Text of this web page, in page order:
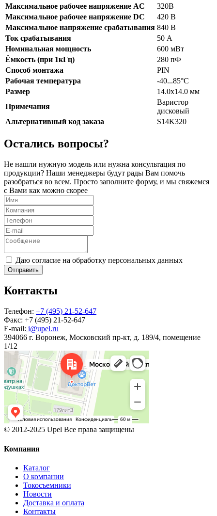
Максимальное рабочее напряжение AC
320В
Максимальное рабочее напряжение DC
420 В
Максимальное напряжение срабатывания 840 В
Ток срабатывания
50 А
Номинальная мощность
600 мВт
Ёмкость (при 1кГц)
280 пФ
Способ монтажа
PIN
Рабочая температура
-40...85°C
Размер
14.0x14.0 мм
Примечания
Варистор
дисковый
Альтернативный код заказа
S14K320
Остались вопросы?
Не нашли нужную модель или нужна консультация по
продукции? Наши менеджеры будут рады Вам помочь
разобраться во всем. Просто заполните форму, и мы свяжемся
с Вами как можно скорее
Даю согласие на обработку персональных данных
Отправить
Контакты
Телефон: +7 (495) 21-52-647
Факс: +7 (495) 21-52-647
E-mail: i@upel.ru
394066 г. Воронеж, Московский пр-кт, д. 189/4, помещение
1/12
© 2012-2025 Upel Все права защищены
Компания
Каталог
О компании
Токосъемники
Новости
Доставка и оплата
Контакты